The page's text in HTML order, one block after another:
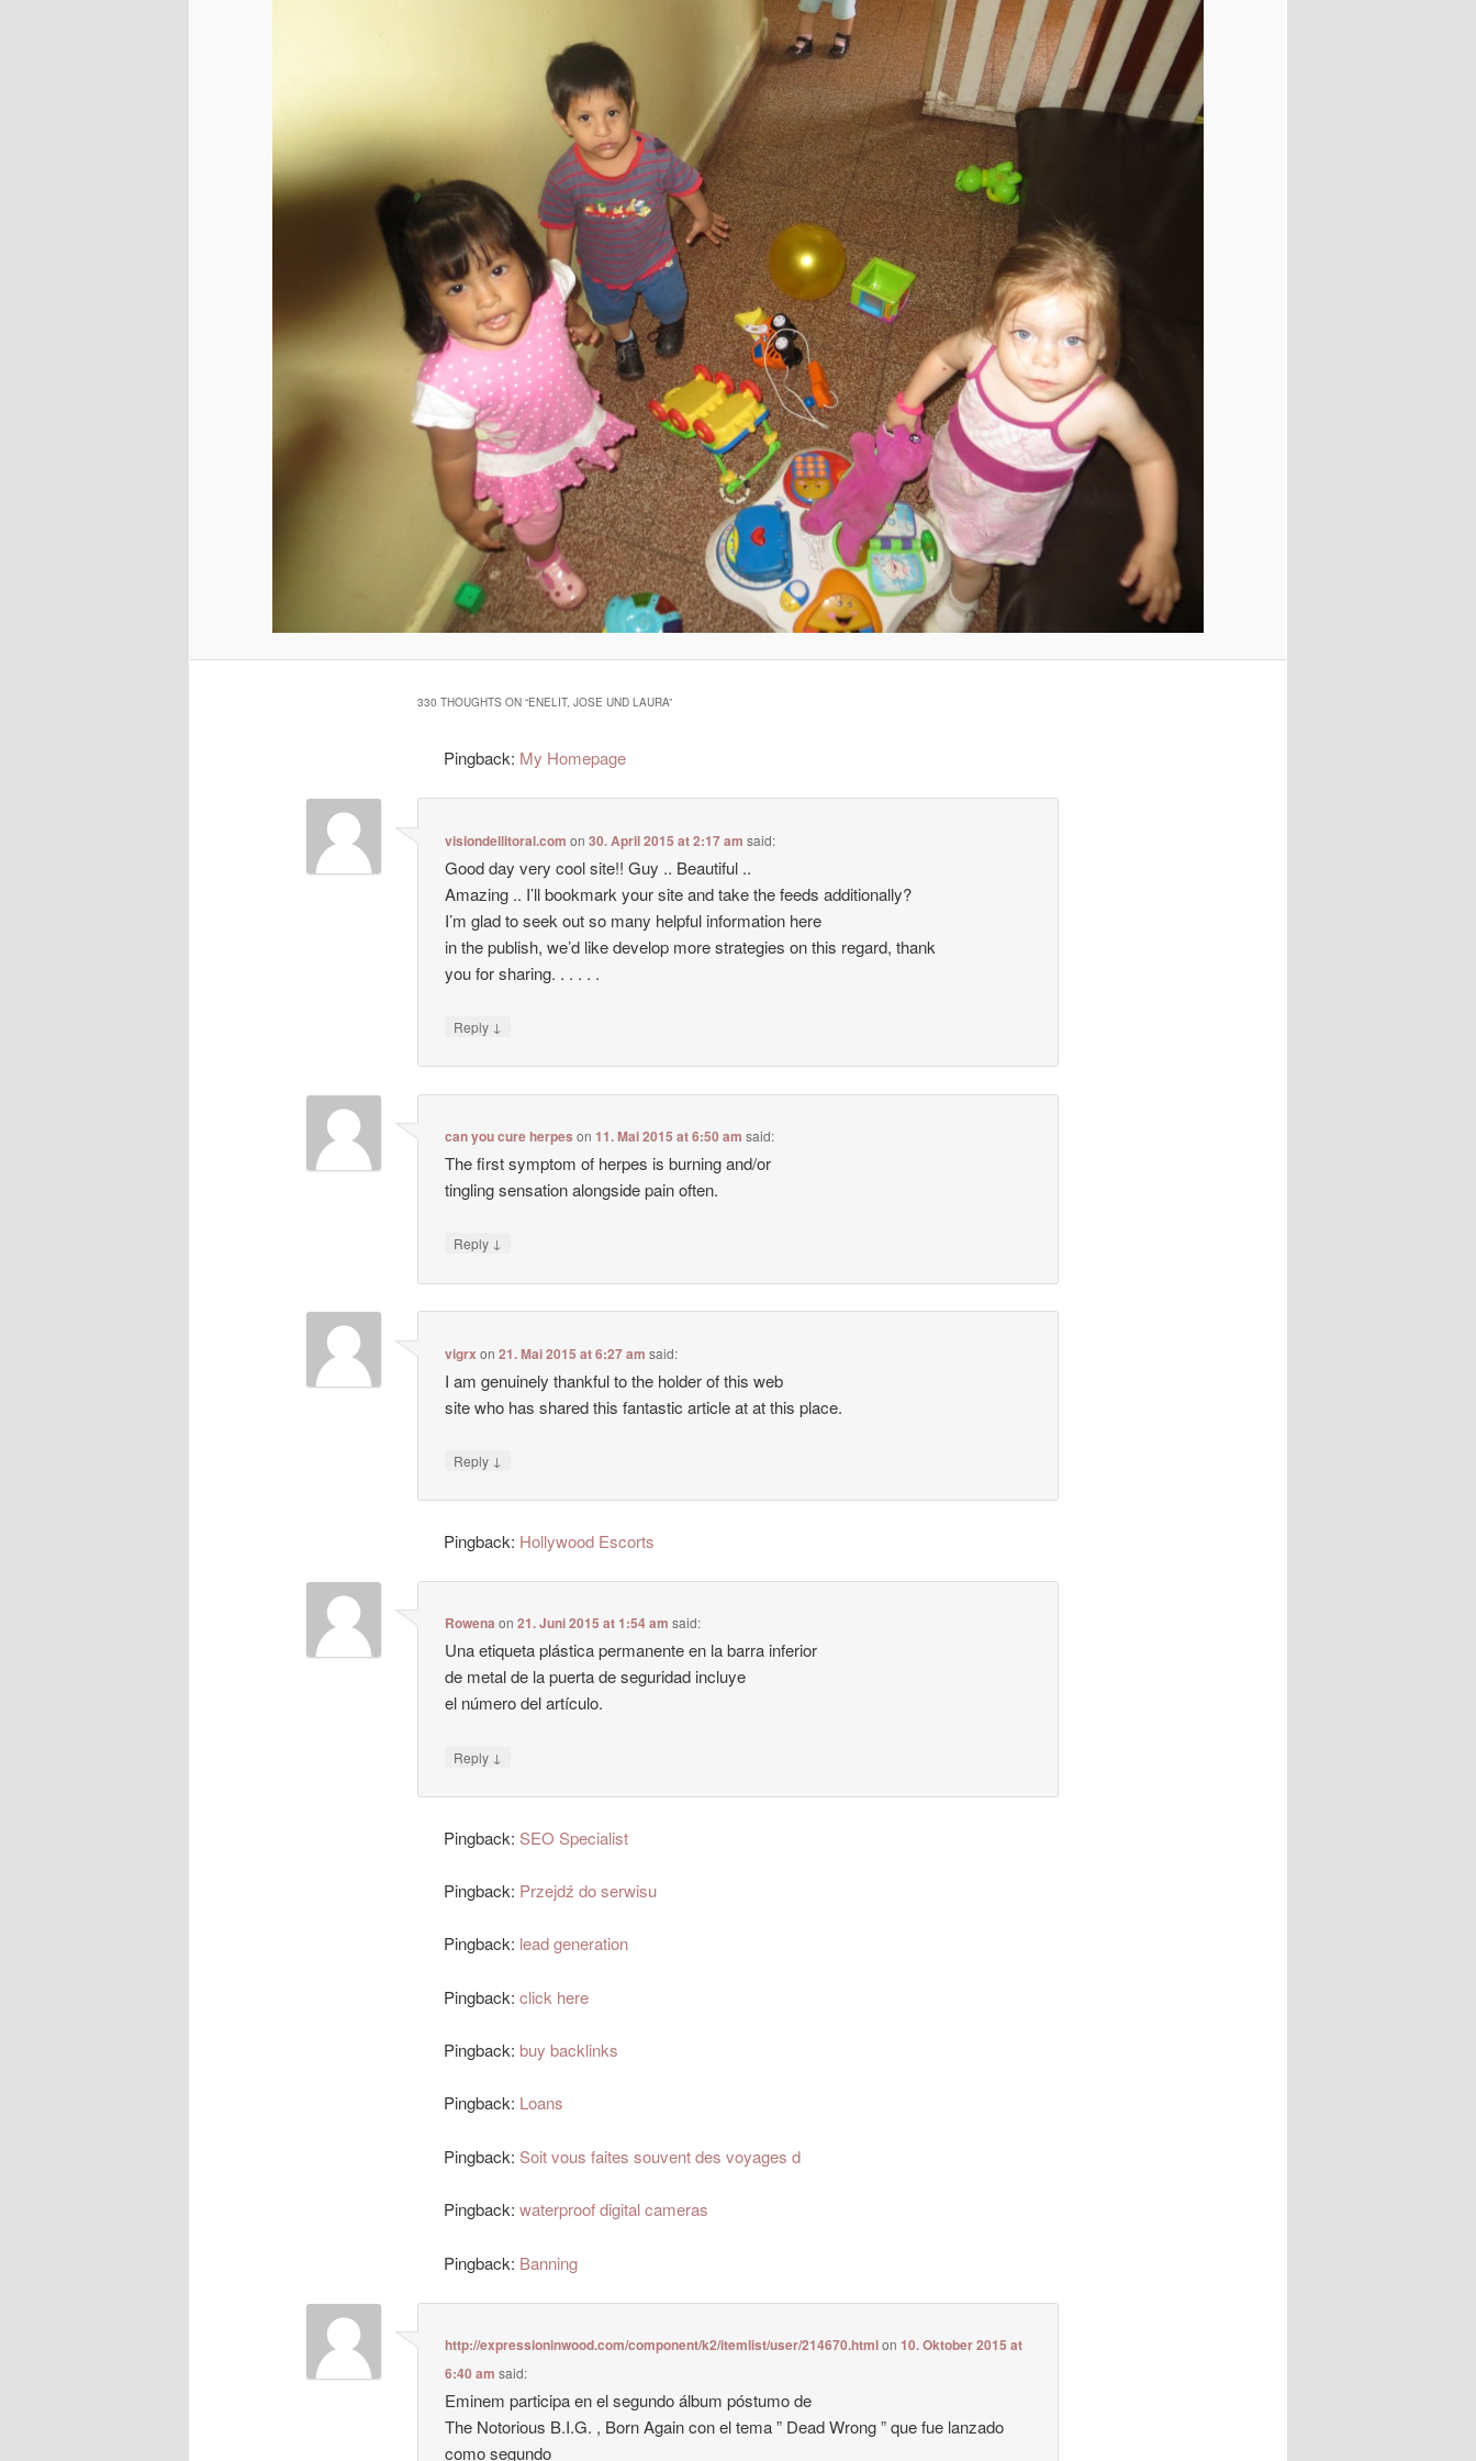
330 THOUGHTS ON “ENELIT, JOSE UND LAURA”
Pingback: My Homepage
visiondellitoral.com on30. April 2015 at 2:17 am said:
Good day very cool site!! Guy .. Beautiful ..
Amazing .. I’ll bookmark your site and take the feeds additionally?
I’m glad to seek out so many helpful information here
in the publish, we’d like develop more strategies on this regard, thank
you for sharing. . . . . .
Reply ↓
can you cure herpes on11. Mai 2015 at 6:50 am said:
The first symptom of herpes is burning and/or
tingling sensation alongside pain often.
Reply ↓
vigrx on21. Mai 2015 at 6:27 am said:
I am genuinely thankful to the holder of this web
site who has shared this fantastic article at at this place.
Reply ↓
Pingback: Hollywood Escorts
Rowena on21. Juni 2015 at 1:54 am said:
Una etiqueta plástica permanente en la barra inferior
de metal de la puerta de seguridad incluye
el número del artículo.
Reply ↓
Pingback: SEO Specialist
Pingback: Przejdź do serwisu
Pingback: lead generation
Pingback:click here
Pingback:buy backlinks
Pingback: Loans
Pingback: Soit vous faites souvent des voyages d
Pingback:waterproof digital cameras
Pingback: Banning
http://expressioninwood.com/component/k2/itemlist/user/214670.htmlon10. Oktober 2015 at
6:40 am said:
Eminem participa en el segundo álbum póstumo de
The Notorious B.I.G. , Born Again con el tema ” Dead Wrong ” que fue lanzado
como segundo